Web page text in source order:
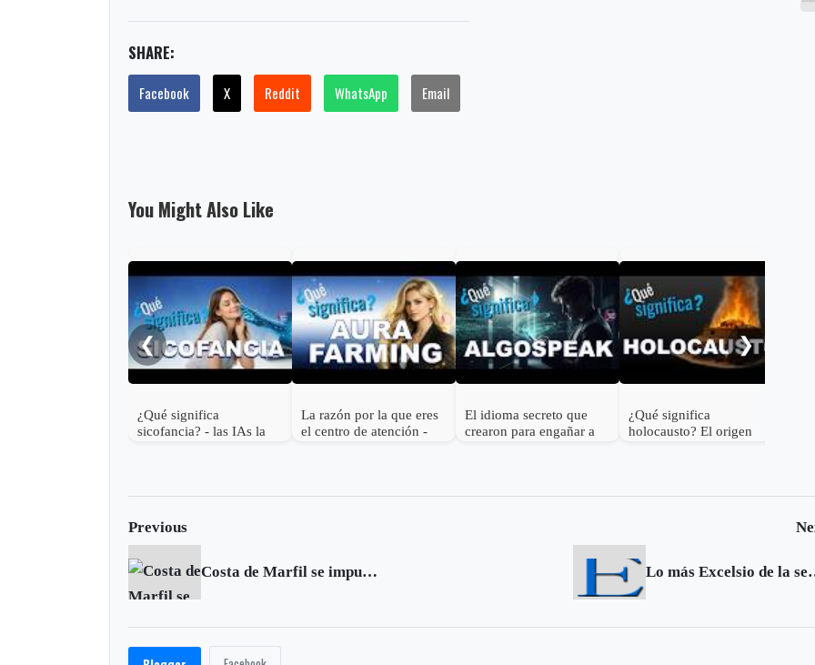
SHARE:
Facebook X Reddit WhatsApp Email
You Might Also Like
❮
¿Qué significa
sicofancia? - las IAs la
La razón por la que eres
el centro de atención -
El idioma secreto que
crearon para engañar a
¿Qué significa
holocausto? El origen
❯
Previous
Costa de Marfil se impuso sobre Japón en el cierre de la jornada Lo más